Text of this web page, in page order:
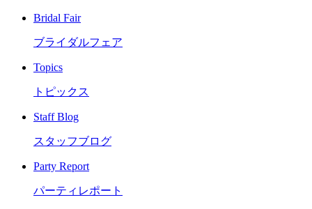
Bridal Fair
ブライダルフェア
Topics
トピックス
Staff Blog
スタッフブログ
Party Report
パーティレポート